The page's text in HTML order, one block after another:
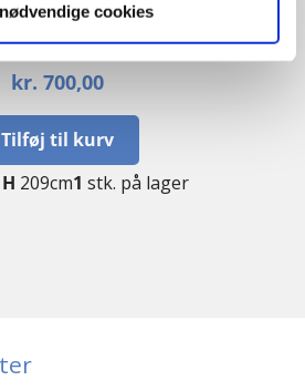
cookies
uden karm
kr. 700,00
Tilføj til kurv
H 209cm1 stk. på lager